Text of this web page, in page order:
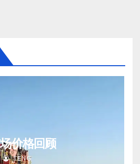
价格回顾
TENG